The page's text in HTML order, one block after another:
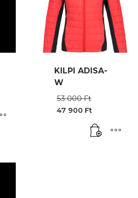
KILPI ADISA-
W
53 000Ft
000 Ft.
47 900 Ft